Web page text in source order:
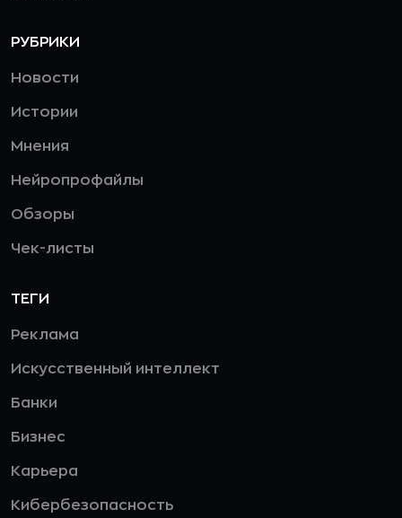
РУБРИКИ
Новости
Истории
Мнения
Нейропрофайлы
Обзоры
Чек-листы
ТЕГИ
Реклама
Искусственный интеллект
Банки
Бизнес
Карьера
Кибербезопасность